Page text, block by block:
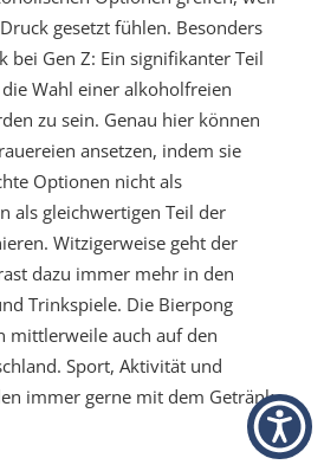
gesetzt fühlen. Besonders
bei Gen Z: Ein signifikanter Teil
Wahl einer alkoholfreien
zu sein. Genau hier können
ansetzen, indem sie
Optionen nicht als
als gleichwertigen Teil der
Witzigerweise geht der
dazu immer mehr in den
Trinkspiele. Die Bierpong
mittlerweile auch auf den
Sport, Aktivität und
immer gerne mit dem Getränk